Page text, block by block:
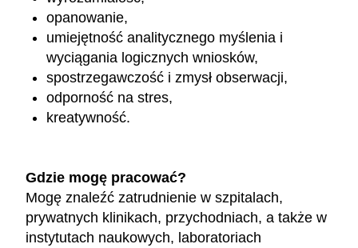
opanowanie,
umiejętność analitycznego myślenia i
wyciągania logicznych wniosków,
spostrzegawczość i zmysł obserwacji,
odporność na stres,
kreatywność.
Gdzie mogę pracować?
Mogę znaleźć zatrudnienie w szpitalach,
prywatnych klinikach, przychodniach, a także w
instytutach naukowych, laboratoriach